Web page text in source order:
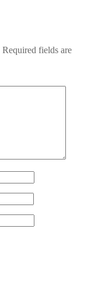
Required fields are